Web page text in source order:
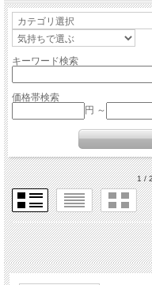
キーワード検索
価格帯検索
円 ～
1 /